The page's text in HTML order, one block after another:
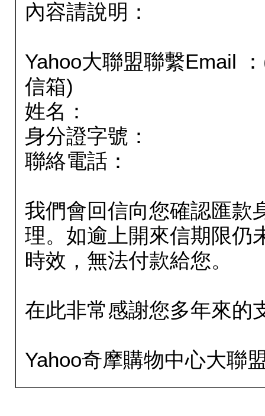
內容請說明：
Yahoo大聯盟聯繫Email
信箱)
姓名：
身分證字號：
聯絡電話：
我們會回信向您確認匯款
理。如逾上開來信期限仍
時效，無法付款給您。
在此非常感謝您多年來的
Yahoo奇摩購物中心大